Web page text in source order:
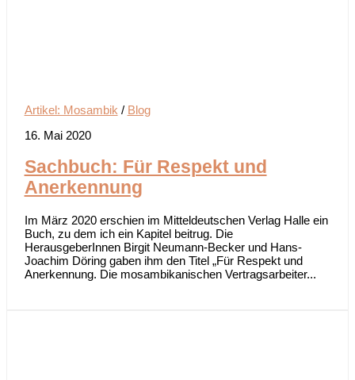
Artikel: Mosambik / Blog
16. Mai 2020
Sachbuch: Für Respekt und
Anerkennung
Im März 2020 erschien im Mitteldeutschen Verlag Halle ein
Buch, zu dem ich ein Kapitel beitrug. Die
HerausgeberInnen Birgit Neumann-Becker und Hans-
Joachim Döring gaben ihm den Titel „Für Respekt und
Anerkennung. Die mosambikanischen Vertragsarbeiter...